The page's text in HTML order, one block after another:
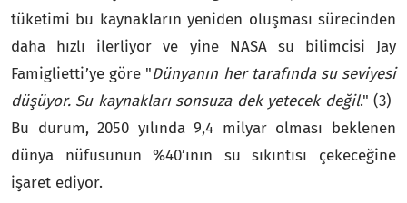
tüketimi bu kaynakların yeniden oluşması sürecinden
daha hızlı ilerliyor ve yine NASA su bilimcisi Jay
Famiglietti’ye göre "Dünyanın her tarafında su seviyesi
düşüyor. Su kaynakları sonsuza dek yetecek değil." (3)
Bu durum, 2050 yılında 9,4 milyar olması beklenen
dünya nüfusunun %40’ının su sıkıntısı çekeceğine
işaret ediyor.